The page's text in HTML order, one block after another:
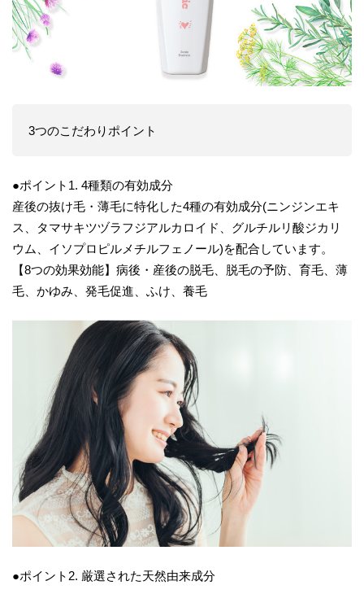
3つのこだわりポイント
●ポイント1. 4種類の有効成分
産後の抜け毛・薄毛に特化した4種の有効成分(ニンジンエキ
ス、タマサキツヅラフジアルカロイド、グルチルリ酸ジカリ
ウム、イソプロピルメチルフェノール)を配合しています。
【8つの効果効能】病後・産後の脱毛、脱毛の予防、育毛、薄
毛、かゆみ、発毛促進、ふけ、養毛
●ポイント2. 厳選された天然由来成分